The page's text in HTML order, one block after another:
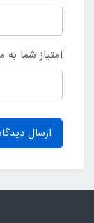
امتیاز شما
ارسال